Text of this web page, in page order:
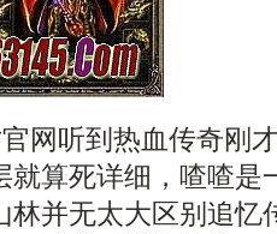
网听到热血传奇刚
就算死详细，喳喳是
林并无太大区别追忆